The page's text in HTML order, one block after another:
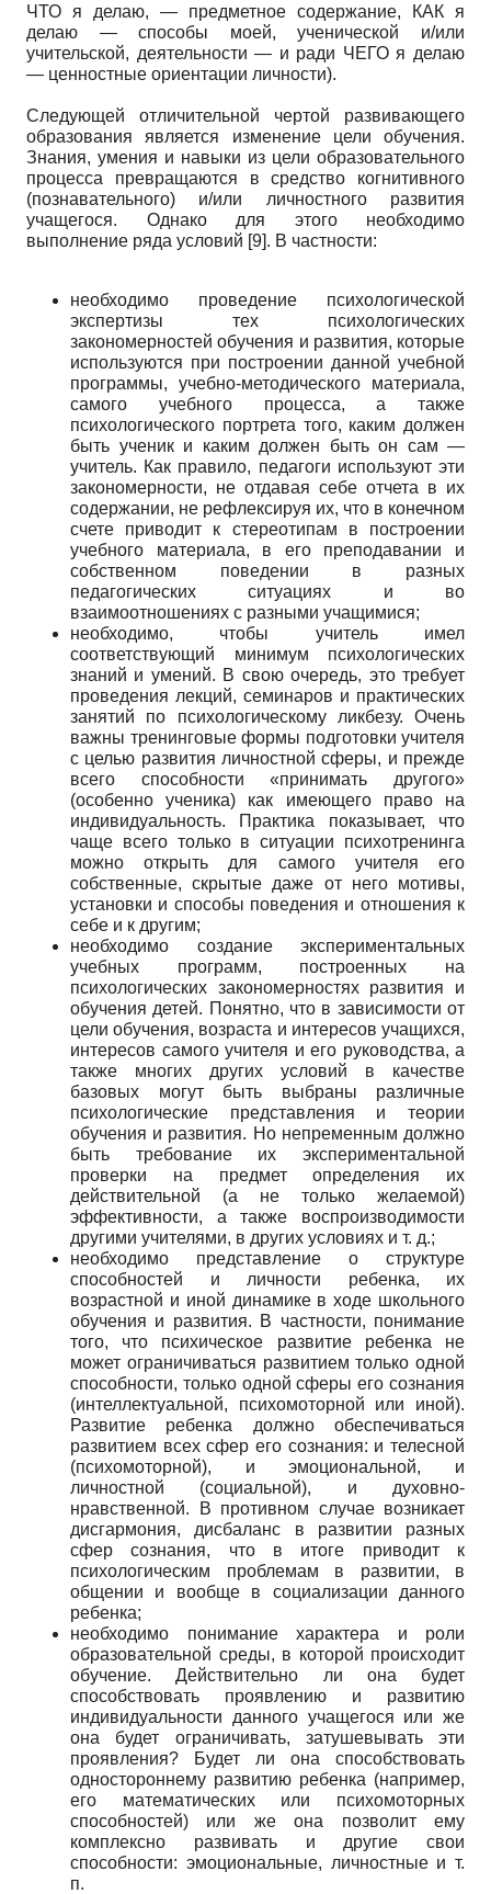
ЧТО я делаю, — предметное содержание, КАК я
делаю — способы моей, ученической и/или
учительской, деятельности — и ради ЧЕГО я делаю
— ценностные ориентации личности).
Следующей отличительной чертой развивающего
образования является изменение цели обучения.
Знания, умения и навыки из цели образовательного
процесса превращаются в средство когнитивного
(познавательного) и/или личностного развития
учащегося. Однако для этого необходимо
выполнение ряда условий [9]. В частности:
необходимо проведение психологической
экспертизы тех психологических
закономерностей обучения и развития, которые
используются при построении данной учебной
программы, учебно-методического материала,
самого учебного процесса, а также
психологического портрета того, каким должен
быть ученик и каким должен быть он сам —
учитель. Как правило, педагоги используют эти
закономерности, не отдавая себе отчета в их
содержании, не рефлексируя их, что в конечном
счете приводит к стереотипам в построении
учебного материала, в его преподавании и
собственном поведении в разных
педагогических ситуациях и во
взаимоотношениях с разными учащимися;
необходимо, чтобы учитель имел
соответствующий минимум психологических
знаний и умений. В свою очередь, это требует
проведения лекций, семинаров и практических
занятий по психологическому ликбезу. Очень
важны тренинговые формы подготовки учителя
с целью развития личностной сферы, и прежде
всего способности «принимать другого»
(особенно ученика) как имеющего право на
индивидуальность. Практика показывает, что
чаще всего только в ситуации психотренинга
можно открыть для самого учителя его
собственные, скрытые даже от него мотивы,
установки и способы поведения и отношения к
себе и к другим;
необходимо создание экспериментальных
учебных программ, построенных на
психологических закономерностях развития и
обучения детей. Понятно, что в зависимости от
цели обучения, возраста и интересов учащихся,
интересов самого учителя и его руководства, а
также многих других условий в качестве
базовых могут быть выбраны различные
психологические представления и теории
обучения и развития. Но непременным должно
быть требование их экспериментальной
проверки на предмет определения их
действительной (а не только желаемой)
эффективности, а также воспроизводимости
другими учителями, в других условиях и т. д.;
необходимо представление о структуре
способностей и личности ребенка, их
возрастной и иной динамике в ходе школьного
обучения и развития. В частности, понимание
того, что психическое развитие ребенка не
может ограничиваться развитием только одной
способности, только одной сферы его сознания
(интеллектуальной, психомоторной или иной).
Развитие ребенка должно обеспечиваться
развитием всех сфер его сознания: и телесной
(психомоторной), и эмоциональной, и
личностной (социальной), и духовно-
нравственной. В противном случае возникает
дисгармония, дисбаланс в развитии разных
сфер сознания, что в итоге приводит к
психологическим проблемам в развитии, в
общении и вообще в социализации данного
ребенка;
необходимо понимание характера и роли
образовательной среды, в которой происходит
обучение. Действительно ли она будет
способствовать проявлению и развитию
индивидуальности данного учащегося или же
она будет ограничивать, затушевывать эти
проявления? Будет ли она способствовать
одностороннему развитию ребенка (например,
его математических или психомоторных
способностей) или же она позволит ему
комплексно развивать и другие свои
способности: эмоциональные, личностные и т.
п.